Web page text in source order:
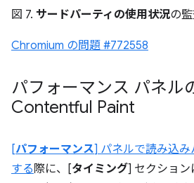
図 7. サードパーティの使用状況の監
Chromium の問題 #772558
パフォーマンス パネル
Contentful Paint
[パフォーマンス] パネルで読み込
する 際に、[タイミング] セクション